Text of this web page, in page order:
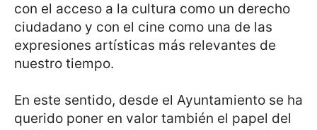
con el acceso a la cultura como un derecho
ciudadano y con el cine como una de las
expresiones artísticas más relevantes de
nuestro tiempo.
En este sentido, desde el Ayuntamiento se ha
querido poner en valor también el papel del